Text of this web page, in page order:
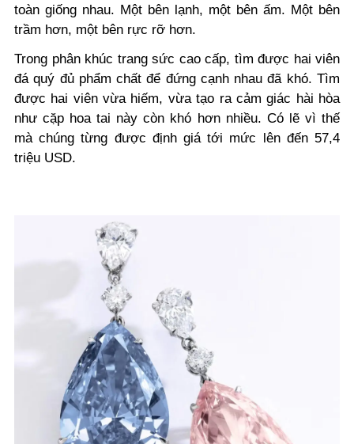
toàn giống nhau. Một bên lạnh, một bên ấm. Một bên
trầm hơn, một bên rực rỡ hơn.
Trong phân khúc trang sức cao cấp, tìm được hai viên
đá quý đủ phẩm chất để đứng cạnh nhau đã khó. Tìm
được hai viên vừa hiếm, vừa tạo ra cảm giác hài hòa
như cặp hoa tai này còn khó hơn nhiều. Có lẽ vì thế
mà chúng từng được định giá tới mức lên đến 57,4
triệu USD.